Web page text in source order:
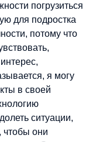
погрузиться
для подростка
потому что
я могу
в своей
ситуации,
чтобы они